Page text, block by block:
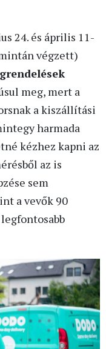
24. és április 11-
végzett)
meg, mert a
a kiszállítási
harmada
kézhez kapni az
az is
sem
a vevők 90